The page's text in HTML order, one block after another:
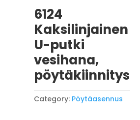
6124
Kaksilinjainen
U-putki
vesihana,
pöytäkiinnitys
Category: Pöytäasennus